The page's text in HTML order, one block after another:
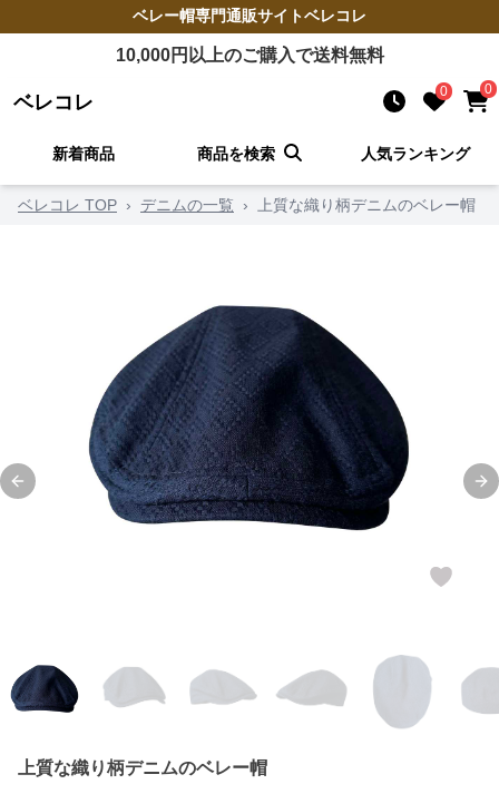
ベレー帽専門通販サイトベレコレ
10,000円以上のご購入で送料無料
ベレコレ 0 0
新着商品 商品を検索 人気ランキング
ベレコレ TOP › デニムの一覧 › 上質な織り柄デニムのベレー帽
Previous slide
上質な織り柄デニムのベレー帽